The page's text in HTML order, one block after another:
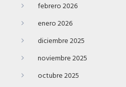
febrero 2026
enero 2026
diciembre 2025
noviembre 2025
octubre 2025